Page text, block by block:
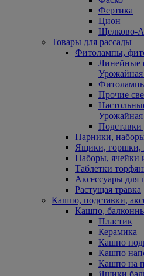
Фертика
Цион
Щелково-
Товары для рассады
Фитолампы,
Линейные
Урожайная
Прочие
Урожайная
Подставки
Парники,
Ящики, горшки,
Наборы, ячейки
Таблетки
Аксессуары для
Растущая травка
Кашпо, подставки,
Кашпо,
Пластик
Керамика
Кашпо
Кашпо
Кашпо на
Ящики